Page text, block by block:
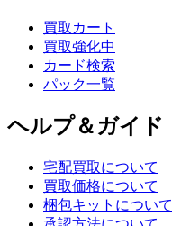
買取カート
買取強化中
カード検索
パック一覧
ヘルプ＆ガイド
宅配買取について
買取価格について
梱包キットについて